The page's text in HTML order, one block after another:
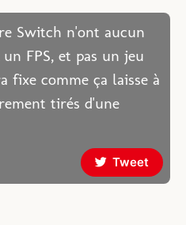
Switch n'ont aucun
FPS, et pas un jeu
fixe comme ça laisse à
tirés d'une
Tweet